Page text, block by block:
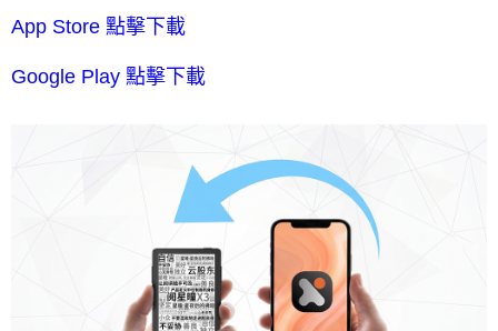
App Store 點擊下載
Google Play 點擊下載